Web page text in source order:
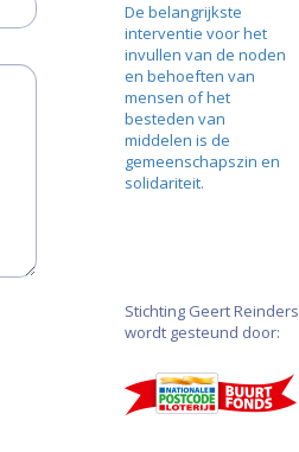
De belangrijkste
interventie voor het
invullen van de noden
en behoeften van
mensen of het
besteden van
middelen is de
gemeenschapszin en
solidariteit.
Stichting Geert Reinders
wordt gesteund door: